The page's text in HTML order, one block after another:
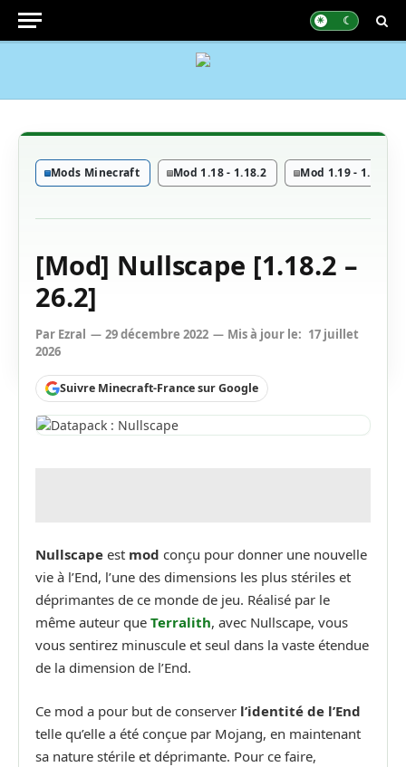
Mods Minecraft Mod 1.18 - 1.18.2 Mod 1.19 - 1.19.4
[Mod] Nullscape [1.18.2 –
26.2]
Par Ezral 29 décembre 2022 Mis à jour le: 17 juillet
2026
Suivre Minecraft-France sur Google
Nullscape est mod conçu pour donner une nouvelle
vie à l’End, l’une des dimensions les plus stériles et
déprimantes de ce monde de jeu. Réalisé par le
même auteur que Terralith, avec Nullscape, vous
vous sentirez minuscule et seul dans la vaste étendue
de la dimension de l’End.
Ce mod a pour but de conserver l’identité de l’End
telle qu’elle a été conçue par Mojang, en maintenant
sa nature stérile et déprimante. Pour ce faire,